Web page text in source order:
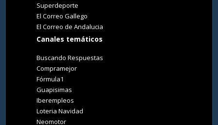
Superdeporte
El Correo Gallego
El Correo de Andalucia
Canales temáticos
Buscando Respuestas
Compramejor
Fórmula1
Guapisimas
Iberempleos
Loteria Navidad
Neomotor